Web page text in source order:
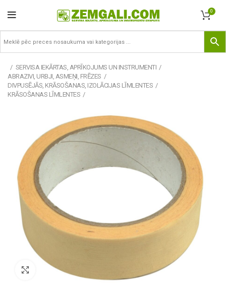
0
SERVISA IEKĀRTAS, APRĪKOJUMS UN INSTRUMENTI
ABRAZIVI, URBJI, ASMEŅI, FRĒZES
DIVPUSĒJĀS, KRĀSOŠANAS, IZOLĀCIJAS LĪMLENTES
KRĀSOŠANAS LĪMLENTES
Pietuvināt